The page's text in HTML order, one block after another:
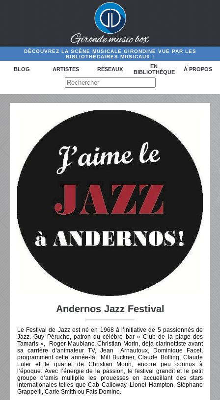
DÉCOUVREZ LA SCÈNE MUSICALE GIRONDINE VUE PAR LES
BIBLIOTHÉCAIRES MUSICAUX !
BLOG ARTISTES RÉSEAUX
EN
BIBLIOTHÈQUE
À PROPOS
Andernos Jazz Festival
Le Festival de Jazz est né en 1968 à l’initiative de 5 passionnés de
Jazz. Guy Pérucho, patron du célèbre bar « Club de la plage des
Tamaris », Roger Maublanc, Christian Morin, déjà clarinettiste avant
sa carrière d’animateur TV, Jean Arnautoux, Dominique Facet,
programment cette année-là Milt Buckner, Claude Bolling, Claude
Luter et le quartet de Christian Morin, encore peu connus à
l’époque. Avec l’énergie de la passion, le festival grandit et le petit
groupe d’amis multiplie les prouesses en accueillant des stars
internationales telles que Cab Calloway, Lionel Hampton, Stéphane
Grappelli, Carie Smith ou Fats Domino.